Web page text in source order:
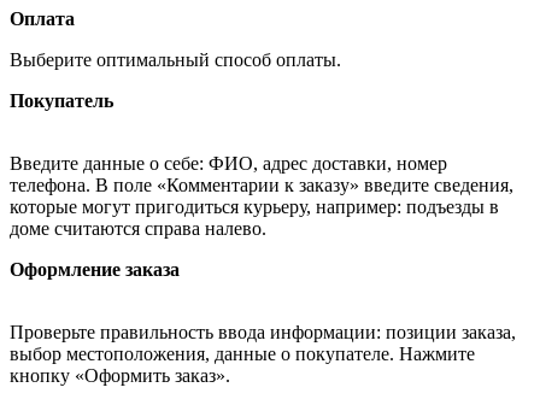
Оплата
Выберите оптимальный способ оплаты.
Покупатель
Введите данные о себе: ФИО, адрес доставки, номер
телефона. В поле «Комментарии к заказу» введите сведения,
которые могут пригодиться курьеру, например: подъезды в
доме считаются справа налево.
Оформление заказа
Проверьте правильность ввода информации: позиции заказа,
выбор местоположения, данные о покупателе. Нажмите
кнопку «Оформить заказ».